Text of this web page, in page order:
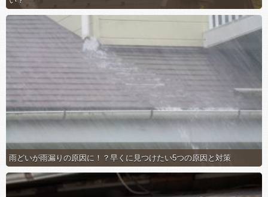
雨どいが雨漏りの原因に！？早くに見つけたい5つの原因と対策